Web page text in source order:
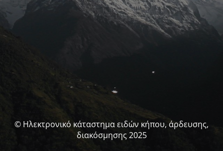
© Ηλεκτρονικό κάταστημα ειδών κήπου, άρδευσης,
διακόσμησης 2025